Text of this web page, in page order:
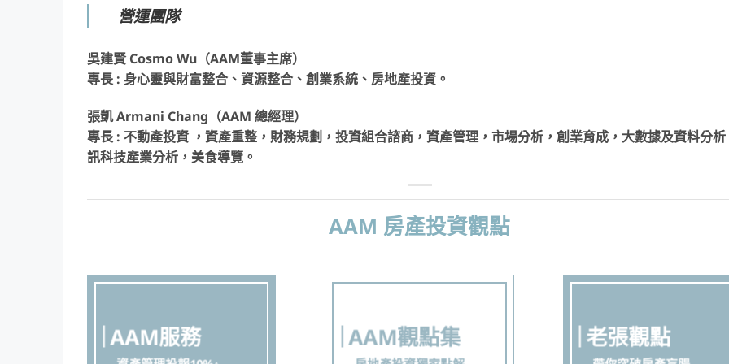
營運團隊
吳建賢 Cosmo Wu（AAM董事主席）
專長 : 身心靈與財富整合、資源整合、創業系統、房地產投資。
張凱 Armani Chang（AAM 總經理）
專長 : 不動產投資 ，資產重整，財務規劃，投資組合諮商，資產管理，市場分析，創業育成，大數據及資料分
訊科技產業分析，美食導覽。
AAM 房產投資觀點
AAM服務 AAM觀點集 老張觀點